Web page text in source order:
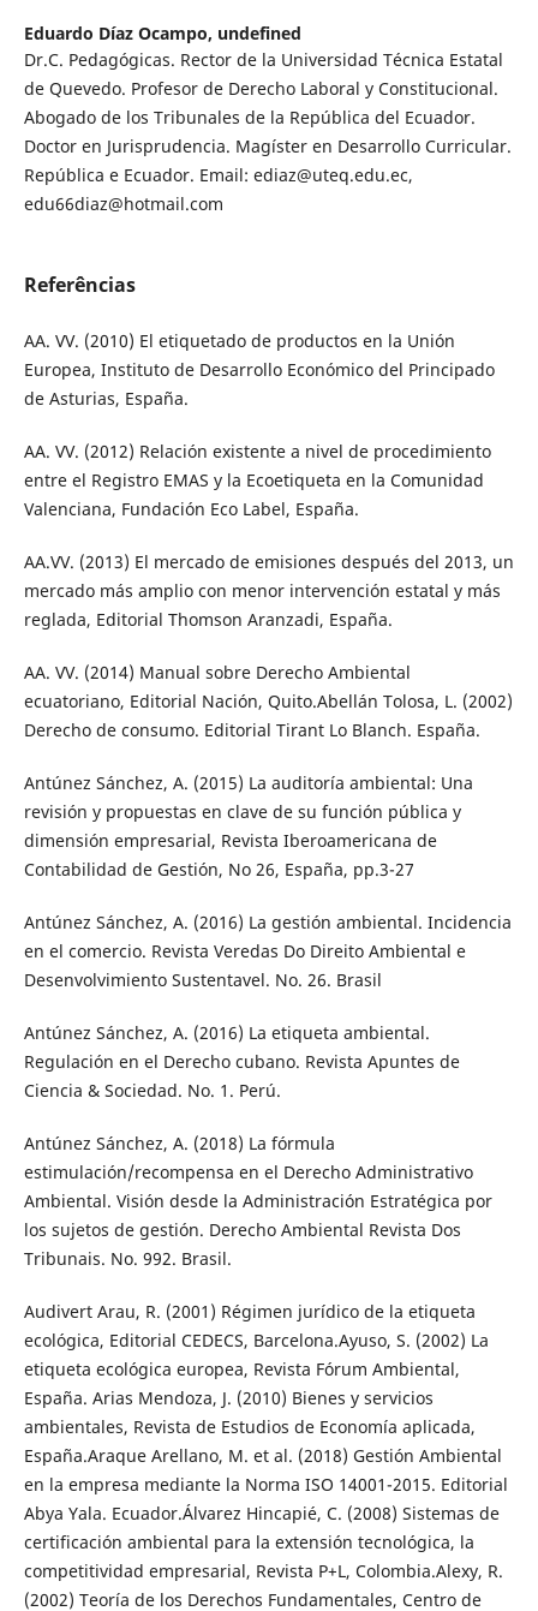
Eduardo Díaz Ocampo, undefined
Dr.C. Pedagógicas. Rector de la Universidad Técnica Estatal
de Quevedo. Profesor de Derecho Laboral y Constitucional.
Abogado de los Tribunales de la República del Ecuador.
Doctor en Jurisprudencia. Magíster en Desarrollo Curricular.
República e Ecuador. Email: ediaz@uteq.edu.ec,
edu66diaz@hotmail.com
Referências
AA. VV. (2010) El etiquetado de productos en la Unión
Europea, Instituto de Desarrollo Económico del Principado
de Asturias, España.
AA. VV. (2012) Relación existente a nivel de procedimiento
entre el Registro EMAS y la Ecoetiqueta en la Comunidad
Valenciana, Fundación Eco Label, España.
AA.VV. (2013) El mercado de emisiones después del 2013, un
mercado más amplio con menor intervención estatal y más
reglada, Editorial Thomson Aranzadi, España.
AA. VV. (2014) Manual sobre Derecho Ambiental
ecuatoriano, Editorial Nación, Quito.Abellán Tolosa, L. (2002)
Derecho de consumo. Editorial Tirant Lo Blanch. España.
Antúnez Sánchez, A. (2015) La auditoría ambiental: Una
revisión y propuestas en clave de su función pública y
dimensión empresarial, Revista Iberoamericana de
Contabilidad de Gestión, No 26, España, pp.3-27
Antúnez Sánchez, A. (2016) La gestión ambiental. Incidencia
en el comercio. Revista Veredas Do Direito Ambiental e
Desenvolvimiento Sustentavel. No. 26. Brasil
Antúnez Sánchez, A. (2016) La etiqueta ambiental.
Regulación en el Derecho cubano. Revista Apuntes de
Ciencia & Sociedad. No. 1. Perú.
Antúnez Sánchez, A. (2018) La fórmula
estimulación/recompensa en el Derecho Administrativo
Ambiental. Visión desde la Administración Estratégica por
los sujetos de gestión. Derecho Ambiental Revista Dos
Tribunais. No. 992. Brasil.
Audivert Arau, R. (2001) Régimen jurídico de la etiqueta
ecológica, Editorial CEDECS, Barcelona.Ayuso, S. (2002) La
etiqueta ecológica europea, Revista Fórum Ambiental,
España. Arias Mendoza, J. (2010) Bienes y servicios
ambientales, Revista de Estudios de Economía aplicada,
España.Araque Arellano, M. et al. (2018) Gestión Ambiental
en la empresa mediante la Norma ISO 14001-2015. Editorial
Abya Yala. Ecuador.Álvarez Hincapié, C. (2008) Sistemas de
certificación ambiental para la extensión tecnológica, la
competitividad empresarial, Revista P+L, Colombia.Alexy, R.
(2002) Teoría de los Derechos Fundamentales, Centro de